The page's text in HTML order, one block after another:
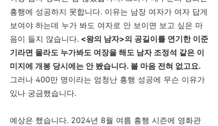
흥행에 성공하지 못합니다. 이유는 남장 여자가 여자 답게
보여야 하는데 누가 봐도 여자로 안 보이면 보고 싶은 마
음이 들지 않습니다. <왕의 남자>의 공길이를 연기한 이준
기라면 몰라도 누가봐도 여장을 해도 남자 조정석 같은 이
미지에 개봉 당시에는 안 봤습니다. 볼 마음 전혀 없고요.
그러나 400만 명이라는 엄청난 흥행 성공에 무슨 이유가
있나 궁금했습니다.
예상은 했습니다. 2024년 8월 여름 흥행 시즌에 영화관